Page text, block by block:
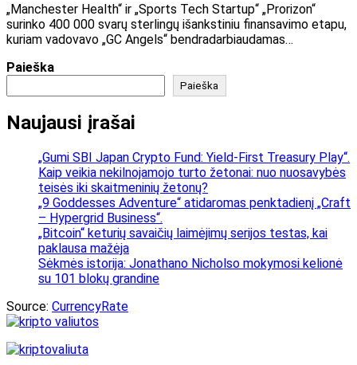
„Manchester Health“ ir „Sports Tech Startup“ „Prorizon“
surinko 400 000 svarų sterlingų išankstiniu finansavimo etapu,
kuriam vadovavo „GC Angels“ bendradarbiaudamas…
Paieška
Paieška
Naujausi įrašai
„Gumi SBI Japan Crypto Fund: Yield-First Treasury Play“.
Kaip veikia nekilnojamojo turto žetonai: nuo nuosavybės
teisės iki skaitmeninių žetonų?
„9 Goddesses Adventure“ atidaromas penktadienį „Craft
– Hypergrid Business“.
„Bitcoin“ keturių savaičių laimėjimų serijos testas, kai
paklausa mažėja
Sėkmės istorija: Jonathano Nicholso mokymosi kelionė
su 101 blokų grandine
Source: CurrencyRate